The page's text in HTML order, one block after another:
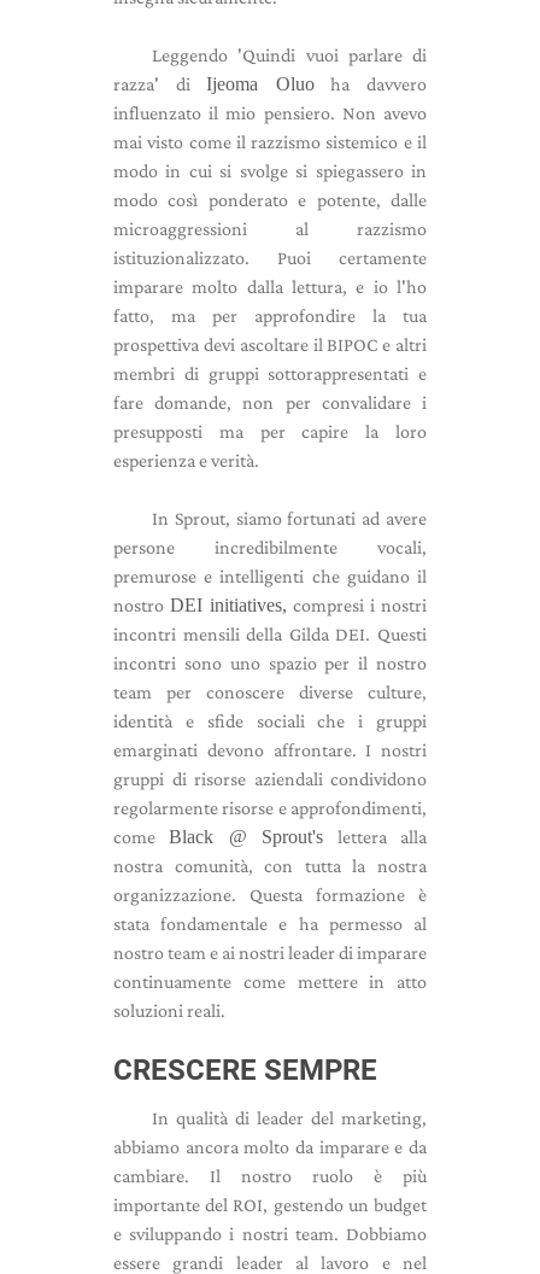
Leggendo 'Quindi vuoi parlare di
razza' diIjeoma Oluoha davvero
influenzato il mio pensiero. Non avevo
mai visto come il razzismo sistemico e il
modo in cui si svolge si spiegassero in
modo così ponderato e potente, dalle
microaggressioni al razzismo
istituzionalizzato. Puoi certamente
imparare molto dalla lettura, e io l'ho
fatto, ma per approfondire la tua
prospettiva devi ascoltare il BIPOC e altri
membri di gruppi sottorappresentati e
fare domande, non per convalidare i
presupposti ma per capire la loro
esperienza e verità.
In Sprout, siamo fortunati ad avere
persone incredibilmente vocali,
premurose e intelligenti che guidano il
nostro DEI initiatives, compresi i nostri
incontri mensili della Gilda DEI. Questi
incontri sono uno spazio per il nostro
team per conoscere diverse culture,
identità e sfide sociali che i gruppi
emarginati devono affrontare. I nostri
gruppi di risorse aziendali condividono
regolarmente risorse e approfondimenti,
comeBlack @ Sprout's lettera alla
nostra comunità, con tutta la nostra
organizzazione. Questa formazione è
stata fondamentale e ha permesso al
nostro team e ai nostri leader di imparare
continuamente come mettere in atto
soluzioni reali.
CRESCERE SEMPRE
In qualità di leader del marketing,
abbiamo ancora molto da imparare e da
cambiare. Il nostro ruolo è più
importante del ROI, gestendo un budget
e sviluppando i nostri team. Dobbiamo
essere grandi leader al lavoro e nel